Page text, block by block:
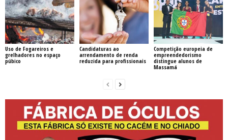
Uso de Fogareiros e
grelhadores no espaço
púbico
Candidaturas ao
arrendamento de renda
reduzida para profissionais
Competição europeia de
empreendedorismo
distingue alunos de
Massamá